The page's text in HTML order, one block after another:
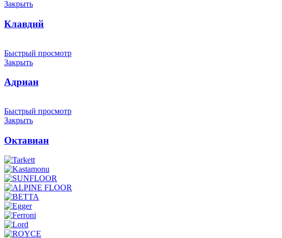
Закрыть
Клавдий
Быстрый просмотр
Закрыть
Адриан
Быстрый просмотр
Закрыть
Октавиан